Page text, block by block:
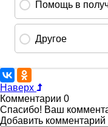
Наверх
Комментарии 0
Спасибо! Ваш
Добавить комментарий